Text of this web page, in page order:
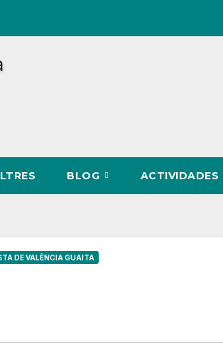
BLOG ACTIVIDADES
DE VALÈNCIA GUAITA